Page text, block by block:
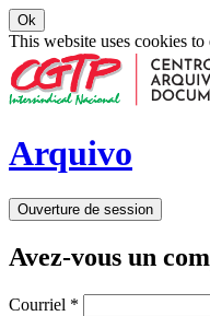
Ok
This website uses cookies
Arquivo
Ouverture de session
Avez-vous un
Courriel *